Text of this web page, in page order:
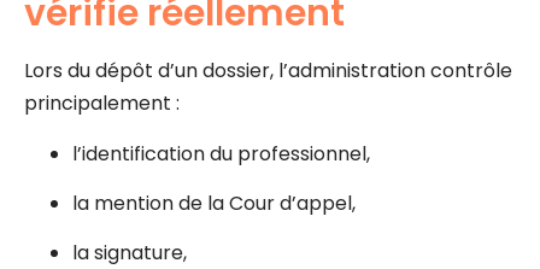
vérifie réellement
Lors du dépôt d’un dossier, l’administration contrôle
principalement :
l’identification du professionnel,
la mention de la Cour d’appel,
la signature,